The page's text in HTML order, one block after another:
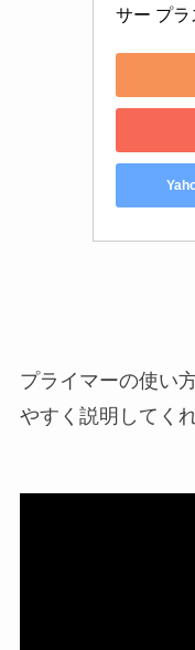
サー プラ
プライマーの使い
やすく説明してく